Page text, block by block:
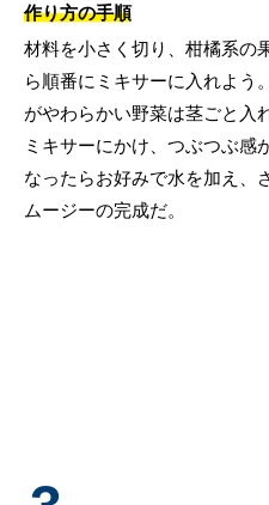
作り方の手順
材料を小さく切り、柑橘系の
ら順番にミキサーに入れよう
がやわらかい野菜は茎ごと入
ミキサーにかけ、つぶつぶ感
なったらお好みで水を加え、
ムージーの完成だ。